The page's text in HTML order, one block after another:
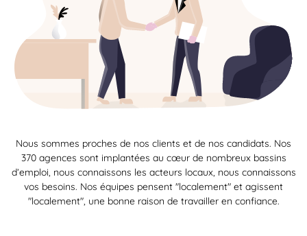
Nous sommes proches de nos clients et de nos candidats. Nos
370 agences sont implantées au cœur de nombreux bassins
d’emploi, nous connaissons les acteurs locaux, nous connaissons
vos besoins. Nos équipes pensent "localement" et agissent
"localement", une bonne raison de travailler en confiance.